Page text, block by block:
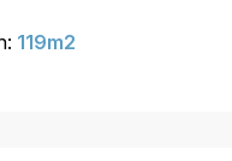
119m2